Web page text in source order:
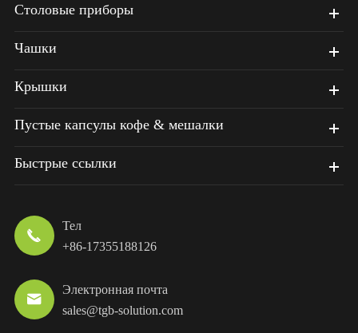
Столовые приборы
Чашки
Крышки
Пустые капсулы кофе & мешалки
Быстрые ссылки

Тел
+86-17355188126

Электронная почта
sales@tgb-solution.com